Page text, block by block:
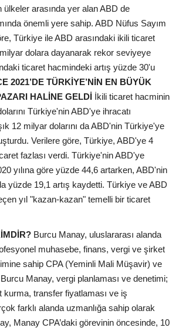
ülkeler arasında yer alan ABD de
önemli yere sahip. ABD Nüfus Sayım
Türkiye ile ABD arasındaki ikili ticaret
dolara dayanarak rekor seviyeye
ticaret hacmindeki artış yüzde 30'u
2021’DE TÜRKİYE’NİN EN BÜYÜK
HALİNE GELDİ İkili ticaret hacminin
Türkiye'nin ABD'ye ihracatı
12 milyar dolarını da ABD'nin Türkiye'ye
Verilere göre, Türkiye, ABD'ye 4
fazlası verdi. Türkiye'nin ABD'ye
yılına göre yüzde 44,6 artarken, ABD'nin
yüzde 19,1 artış kaydetti. Türkiye ve ABD
yıl "kazan-kazan" temelli bir ticaret
Burcu Manay, uluslararası alanda
muhasebe, finans, vergi ve şirket
sahip CPA (Yeminli Mali Müşavir) ve
Burcu Manay, vergi planlaması ve denetimi;
transfer fiyatlaması ve iş
farklı alanda uzmanlığa sahip olarak
Manay CPA’daki görevinin öncesinde, 10